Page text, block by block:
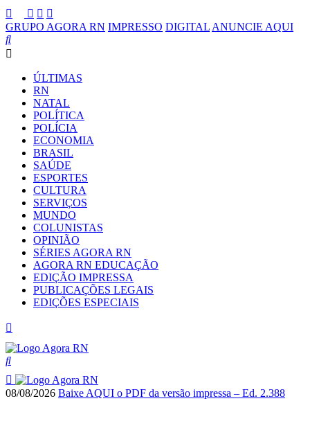
GRUPO AGORA RN IMPRESSO DIGITAL ANUNCIE AQUI
ÚLTIMAS
RN
NATAL
POLÍTICA
POLÍCIA
ECONOMIA
BRASIL
SAÚDE
ESPORTES
CULTURA
SERVIÇOS
MUNDO
COLUNISTAS
OPINIÃO
SÉRIES AGORA RN
AGORA RN EDUCAÇÃO
EDIÇÃO IMPRESSA
PUBLICAÇÕES LEGAIS
EDIÇÕES ESPECIAIS
08/08/2026 Baixe AQUI o PDF da versão impressa – Ed. 2.388